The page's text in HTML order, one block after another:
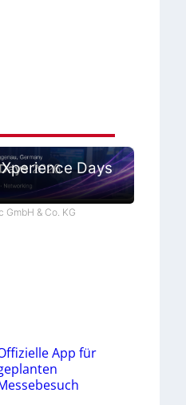
Days
GmbH & Co. KG
App für